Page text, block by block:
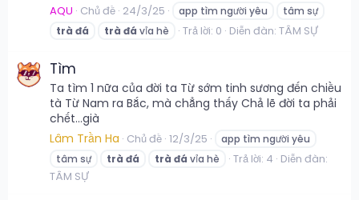
AQU Chủ đề 24/3/25 app tìm người yêu
tâm sự
trà đá trà đá vỉa hè Trả lời: 0 Diễn đàn: TÂM SỰ
Tìm
Ta tìm 1 nữa của đời ta Từ sớm tinh sương đến chiều
tà Từ Nam ra Bắc, mà chẳng thấy Chả lẽ đời ta phải
chết...già
Lâm Trần Ha Chủ đề 12/3/25
app tìm người yêu
tâm sự
trà đá trà đá vỉa hè Trả lời: 4 Diễn đàn:
TÂM SỰ